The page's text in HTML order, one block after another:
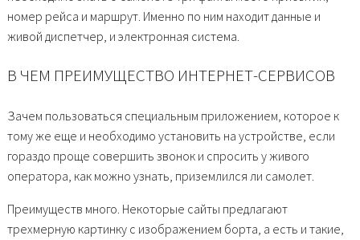
номер рейса и маршрут. Именно по ним находит данные и
живой диспетчер, и электронная система.
В ЧЕМ ПРЕИМУЩЕСТВО ИНТЕРНЕТ-СЕРВИСОВ
Зачем пользоваться специальным приложением, которое к
тому же еще и необходимо установить на устройстве, если
гораздо проще совершить звонок и спросить у живого
оператора, как можно узнать, приземлился ли самолет.
Преимуществ много. Некоторые сайты предлагают
трехмерную картинку с изображением борта, а есть и такие,